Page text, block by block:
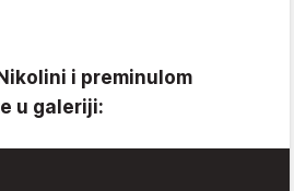
i preminulom
u galeriji: